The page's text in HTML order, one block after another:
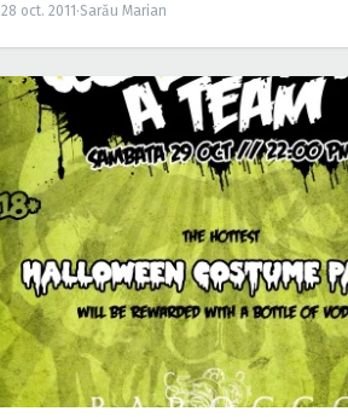
28 oct. 2011 ·Sarău Marian